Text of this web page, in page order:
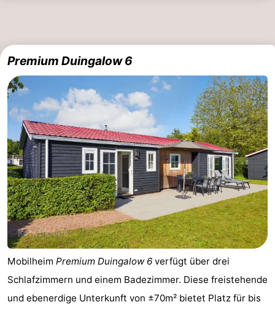
Premium Duingalow 6
Mobilheim Premium Duingalow 6 verfügt über drei
Schlafzimmern und einem Badezimmer. Diese freistehende
und ebenerdige Unterkunft von ±70m² bietet Platz für bis